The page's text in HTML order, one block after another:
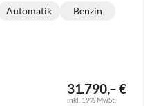
31.790,– €
inkl. 19% MwSt.
Getriebe:
Automatik
Kraftstoff:
Benzin